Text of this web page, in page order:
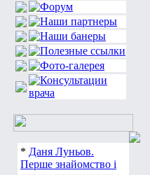
* Даня Луньов.
Перше знайомство і